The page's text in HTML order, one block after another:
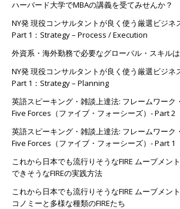
ハーバード大学でMBAの講義を受てみせんか？
NY発 現役コンサルタントが良く使う厳選ビジネ
Part 1：Strategy – Process / Execution
外資系・海外勤務で必要なグローバル・スキルは
NY発 現役コンサルタントが良く使う厳選ビジネ
Part 1：Strategy – Planning
英語スピーキング・雑談上達法: フレームワーク
Five Forces（ファイブ・フォーシーズ）- Part 2
英語スピーキング・雑談上達法: フレームワーク
Five Forces（ファイブ・フォーシーズ）- Part 1
これから日本でも流行りそうなFIRE ムーブメン
できそうなFIREの実践方法
これから日本でも流行りそうなFIRE ムーブメン
コノミーと多様な種類のFIREたち